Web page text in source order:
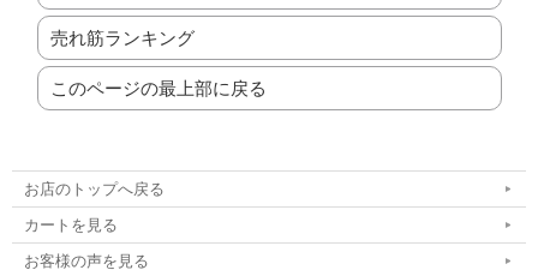
売れ筋ランキング
このページの最上部に戻る
お店のトップへ戻る
カートを見る
お客様の声を見る